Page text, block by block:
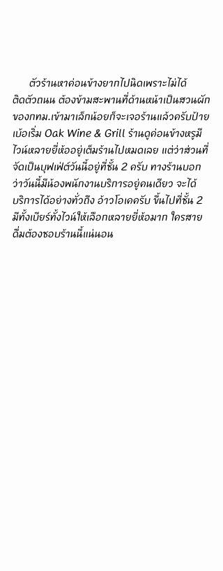
ติดตัวถนน ต้องข้ามสะพานที่ด้านหน้าเป็นสวนผัก
ของกทม.เข้ามาเล็กน้อยก็จะเจอร้านแล้วครับป้าย
เบ้อเริ่ม Oak Wine & Grill ร้านดูค่อนข้างหรูมี
ไวน์หลายยี่ห้ออยู่เต็มร้านไปหมดเลย แต่ว่าส่วนที่
จัดเป็นบุฟเฟ่ต์วันนี้อยู่ที่ชั้น 2 ครับ ทางร้านบอก
ว่าวันนี้มีน้องพนักงานบริการอยู่คนเดียว จะได้
บริการได้อย่างทั่วถึง อ้าวโอเคครับ ขึ้นไปที่ชั้น 2
มีทั้งเบียร์ทั้งไวน์ให้เลือกหลายยี่ห้อมาก ใครสาย
ดื่มต้องชอบร้านนี้แน่นอน